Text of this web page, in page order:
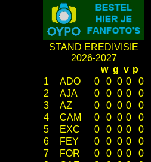
STAND EREDIVISIE
2026-2027
w g v p
1
ADO 0 0 0 0
0
2
AJA 0 0 0 0
0
3
AZ 0 0 0 0
0
4
CAM 0 0 0 0
0
5
EXC 0 0 0 0
0
6
FEY 0 0 0 0
0
7
FOR 0 0 0 0
0